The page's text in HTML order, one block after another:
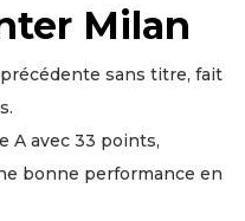
Milan
sans titre, fait
A avec 33 points,
bonne performance en